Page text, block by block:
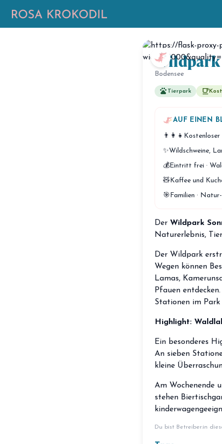
Wildpark
Bodensee
pets Tierpark free_breakfast
AUF EINEN
👨‍👩‍👧
✨Wildschweine,
💰Eintritt frei ·
🧸Kaffee und
🎯Familien ·
Der Wildpark
Naturerlebnis,
Der Wildpark
Wegen können
Lamas,
Pfauen entdecken.
Stationen im
Highlight:
Ein besonderes
An sieben
kleine
Am Wochenende
stehen
Du bist Betreiber:in